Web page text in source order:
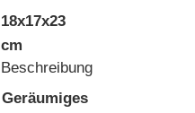
Beschreibung
18x17x23
cm
Geräumiges